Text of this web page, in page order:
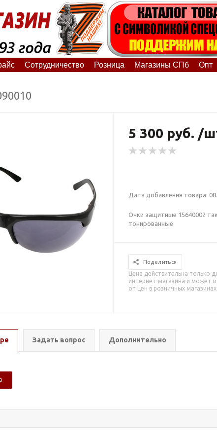
Сотрудничество Розница Магазины СПб Опт
5 300 руб. /
Дата добавления товара:
Очки защитные 15640002
тонированные
Поделиться
Цена действительна только
интернет-магазина и может
от цен в розничных магазинах
Задать вопрос Дополнительно